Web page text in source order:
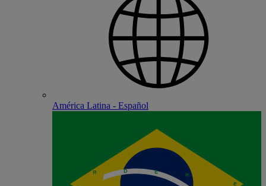
América Latina - Español